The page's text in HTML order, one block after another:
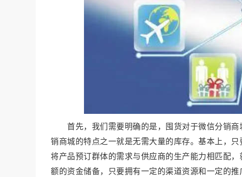
首先，我们需要明确的是，囤货对于微信分销
销商城的特点之一就是无需大量的库存。基本上，
将产品预订群体的需求与供应商的生产能力相匹配
额的资金储备，只要拥有一定的渠道资源和一定的